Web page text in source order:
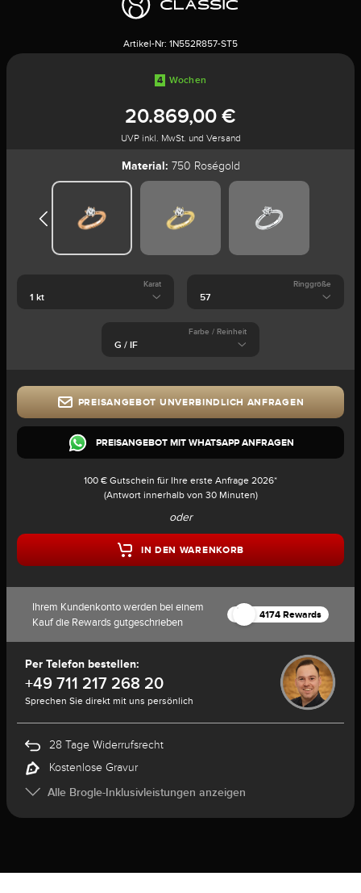
Artikel-Nr: 1N552R857-ST5
4 Wochen
20.869,00 €
UVP inkl. MwSt. und Versand
Material: 750 Roségold
Karat Ringgröße
Farbe / Reinheit
PREISANGEBOT UNVERBINDLICH ANFRAGEN
PREISANGEBOT MIT WHATSAPP ANFRAGEN
100 € Gutschein für Ihre erste Anfrage 2026*
(Antwort innerhalb von 30 Minuten)
oder
IN DEN WARENKORB
Ihrem Kundenkonto werden bei einem
Kauf die Rewards gutgeschrieben
4174 Rewards
Per Telefon bestellen:
+49 711 217 268 20
Sprechen Sie direkt mit uns persönlich
28 Tage Widerrufsrecht
Kostenlose Gravur
Alle Brogle-Inklusivleistungen anzeigen